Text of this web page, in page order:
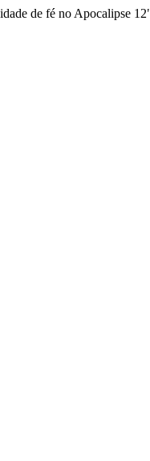
de fé no Apocalipse